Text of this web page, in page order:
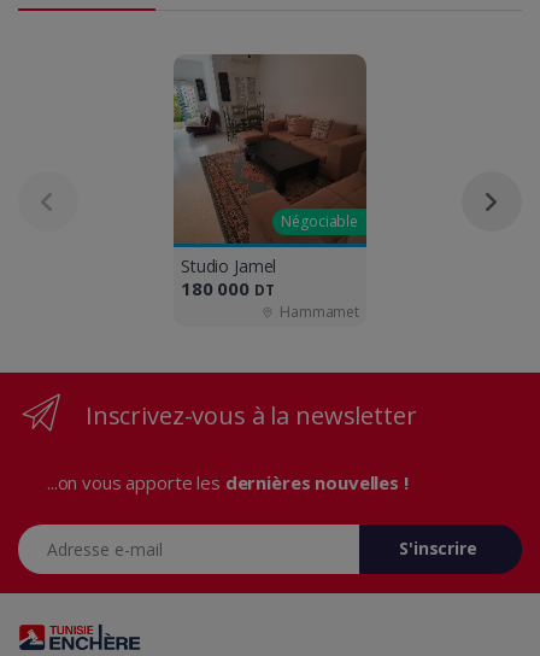
Négociable
Studio Jamel
180 000 DT
Hammamet
Inscrivez-vous à la newsletter
...on vous apporte les dernières nouvelles !
Adresse e-mail
S'inscrire